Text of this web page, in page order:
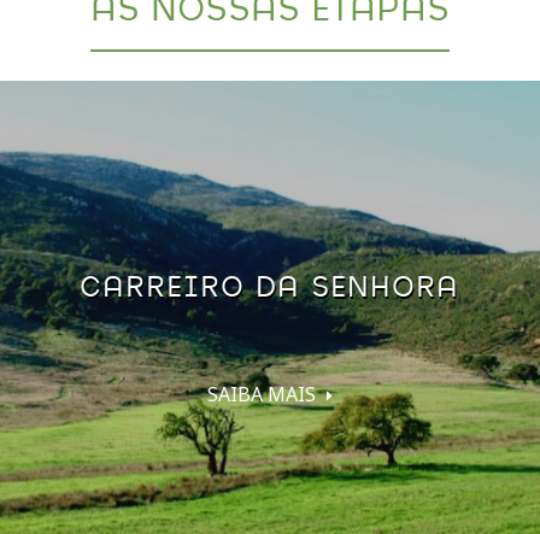
AS NOSSAS ETAPAS
CARREIRO DA SENHORA
SAIBA MAIS